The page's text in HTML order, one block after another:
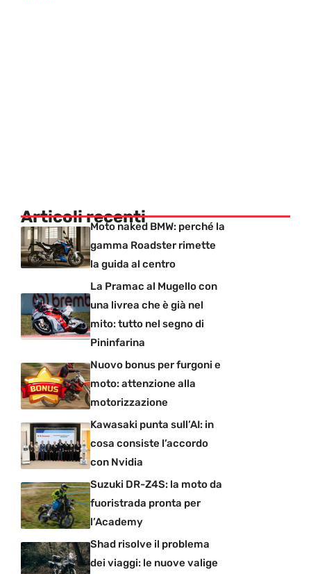
Articoli recentiMoto naked BMW: perché la
gamma Roadster rimette
la guida al centro
La Pramac al Mugello con
una livrea che è già nel
mito: tutto nel segno di
Pininfarina
Nuovo bonus per furgoni e
moto: attenzione alla
motorizzazione
Kawasaki punta sull’AI: in
cosa consiste l’accordo
con Nvidia
Suzuki DR-Z4S: la moto da
fuoristrada pronta per
l’Academy
Shad risolve il problema
dei viaggi: le nuove valige